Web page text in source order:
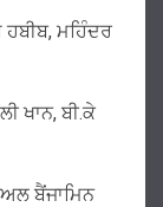
ਮਹਿੰਦਰ
ਖਾਨ, ਬੀ.ਕੇ
ਬੈਂਜਾਮਿਨ